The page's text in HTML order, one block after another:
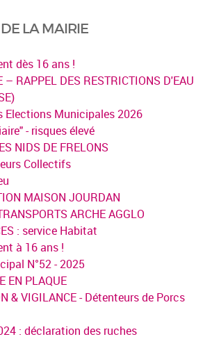
LA MAIRIE
dès 16 ans !
– RAPPEL DES RESTRICTIONS D'EAU
Elections Municipales 2026
- risques élevé
NIDS DE FRELONS
Collectifs
MAISON JOURDAN
ARCHE AGGLO
: service Habitat
à 16 ans !
N°52 - 2025
EN PLAQUE
& VIGILANCE - Détenteurs de Porcs
: déclaration des ruches